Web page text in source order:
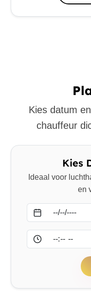
Kies datum
chauffeur
Kies
Ideaal voor
en